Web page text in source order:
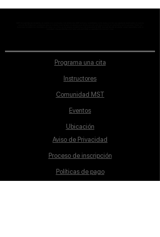
Programa una cita
Instructores
Comunidad MST
Eventos
Ubicación
Aviso de Privacidad
Proceso de inscripción
Políticas de pago